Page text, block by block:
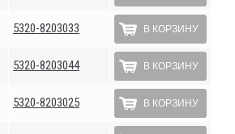
5320-8203033 В КОРЗИНУ
5320-8203044 В КОРЗИНУ
5320-8203025 В КОРЗИНУ